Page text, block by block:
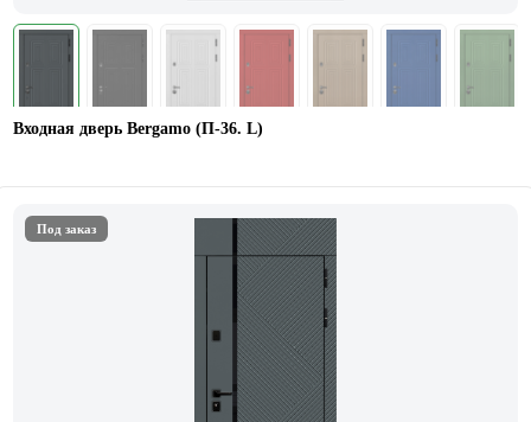
Входная дверь Bergamo (П-36. L)
Под заказ